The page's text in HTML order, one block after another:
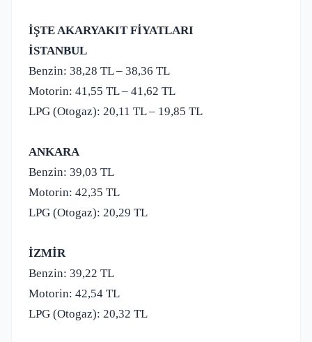
İŞTE AKARYAKIT FİYATLARI
İSTANBUL
Benzin: 38,28 TL – 38,36 TL
Motorin: 41,55 TL – 41,62 TL
LPG (Otogaz): 20,11 TL – 19,85 TL
ANKARA
Benzin: 39,03 TL
Motorin: 42,35 TL
LPG (Otogaz): 20,29 TL
İZMİR
Benzin: 39,22 TL
Motorin: 42,54 TL
LPG (Otogaz): 20,32 TL